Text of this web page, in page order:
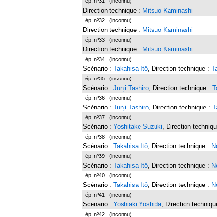
Direction technique : Mitsuo Kaminashi
ép. nº32 (inconnu)
Direction technique : Mitsuo Kaminashi
ép. nº33 (inconnu)
Direction technique : Mitsuo Kaminashi
ép. nº34 (inconnu)
Scénario : Takahisa Itô, Direction technique :
ép. nº35 (inconnu)
Scénario : Junji Tashiro, Direction technique :
ép. nº36 (inconnu)
Scénario : Junji Tashiro, Direction technique :
ép. nº37 (inconnu)
Scénario : Yoshitake Suzuki , Direction
ép. nº38 (inconnu)
Scénario : Takahisa Itô, Direction technique :
ép. nº39 (inconnu)
Scénario : Takahisa Itô, Direction technique :
ép. nº40 (inconnu)
Scénario : Takahisa Itô, Direction technique :
ép. nº41 (inconnu)
Scénario : Yoshiaki Yoshida, Direction
ép. nº42 (inconnu)